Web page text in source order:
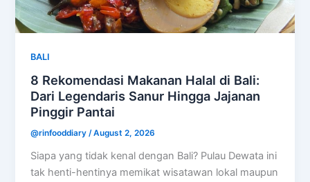
BALI
8 Rekomendasi Makanan Halal di Bali:
Dari Legendaris Sanur Hingga Jajanan
Pinggir Pantai
@rinfooddiary/August 2, 2026
Siapa yang tidak kenal dengan Bali? Pulau Dewata ini
tak henti-hentinya memikat wisatawan lokal maupun